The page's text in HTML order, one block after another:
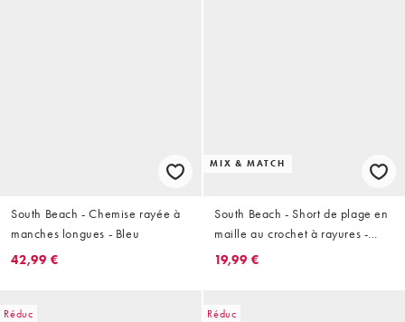
South Beach - Chemise rayée à
manches longues - Bleu
42,99 €
MIX & MATCH
South Beach - Short de plage en
maille au crochet à rayures -
Bleu
19,99 €
Réduc Réduc